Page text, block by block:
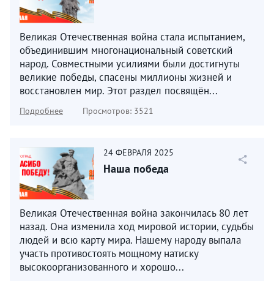
Великая Отечественная война стала испытанием,
объединившим многонациональный советский
народ. Совместными усилиями были достигнуты
великие победы, спасены миллионы жизней и
восстановлен мир. Этот раздел посвящён...
Подробнее Просмотров: 3521
24 ФЕВРАЛЯ 2025
Наша победа
Великая Отечественная война закончилась 80 лет
назад. Она изменила ход мировой истории, судьбы
людей и всю карту мира. Нашему народу выпала
участь противостоять мощному натиску
высокоорганизованного и хорошо...